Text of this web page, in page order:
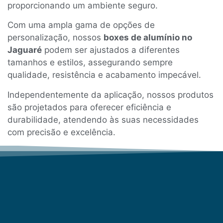
proporcionando um ambiente seguro.
Com uma ampla gama de opções de
personalização, nossos boxes de alumínio no
Jaguaré podem ser ajustados a diferentes
tamanhos e estilos, assegurando sempre
qualidade, resistência e acabamento impecável.
Independentemente da aplicação, nossos produtos
são projetados para oferecer eficiência e
durabilidade, atendendo às suas necessidades
com precisão e excelência.